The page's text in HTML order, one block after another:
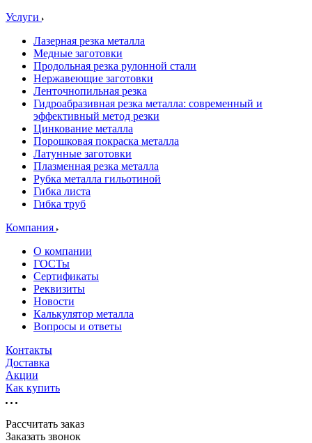
Услуги
Лазерная резка металла
Медные заготовки
Продольная резка рулонной стали
Нержавеющие заготовки
Ленточнопильная резка
Гидроабразивная резка металла: современный и
эффективный метод резки
Цинкование металла
Порошковая покраска металла
Латунные заготовки
Плазменная резка металла
Рубка металла гильотиной
Гибка листа
Гибка труб
Компания
О компании
ГОСТы
Сертификаты
Реквизиты
Новости
Калькулятор металла
Вопросы и ответы
Контакты
Доставка
Акции
Как купить
Рассчитать заказ
Заказать звонок